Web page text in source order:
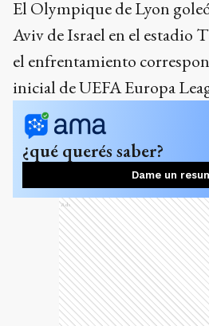
El Olympique de Lyon
Aviv de Israel en el estadio
el enfrentamiento
inicial de UEFA Europa
¿qué querés saber?
Dame un
Ads